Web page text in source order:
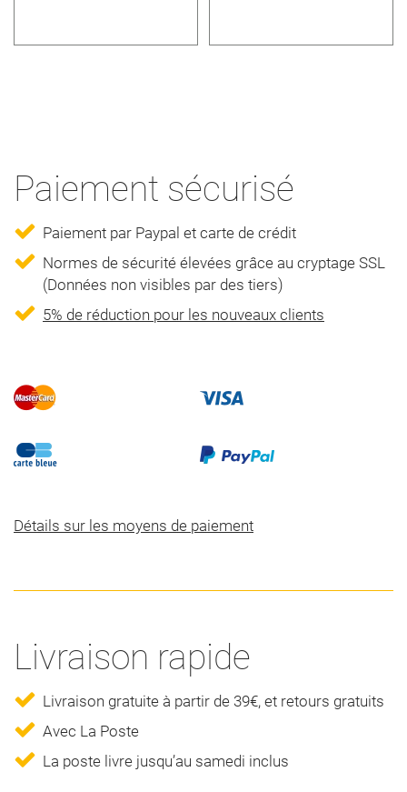
Paiement sécurisé
Paiement par Paypal et carte de crédit
Normes de sécurité élevées grâce au cryptage SSL
(Données non visibles par des tiers)
5% de réduction pour les nouveaux clients
Détails sur les moyens de paiement
Livraison rapide
Livraison gratuite à partir de 39€, et retours gratuits
Avec La Poste
La poste livre jusqu’au samedi inclus